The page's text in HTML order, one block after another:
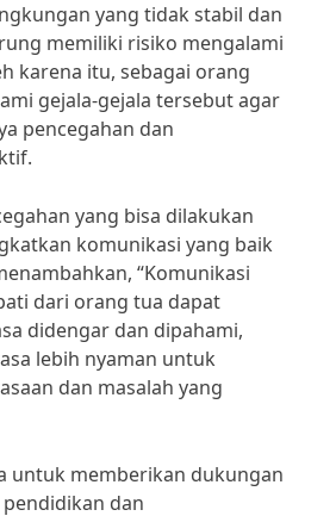
yang tidak stabil dan
memiliki risiko mengalami
karena itu, sebagai orang
gejala-gejala tersebut agar
pencegahan dan
yang bisa dilakukan
komunikasi yang baik
“Komunikasi
dari orang tua dapat
didengar dan dipahami,
lebih nyaman untuk
dan masalah yang
untuk memberikan dukungan
dan